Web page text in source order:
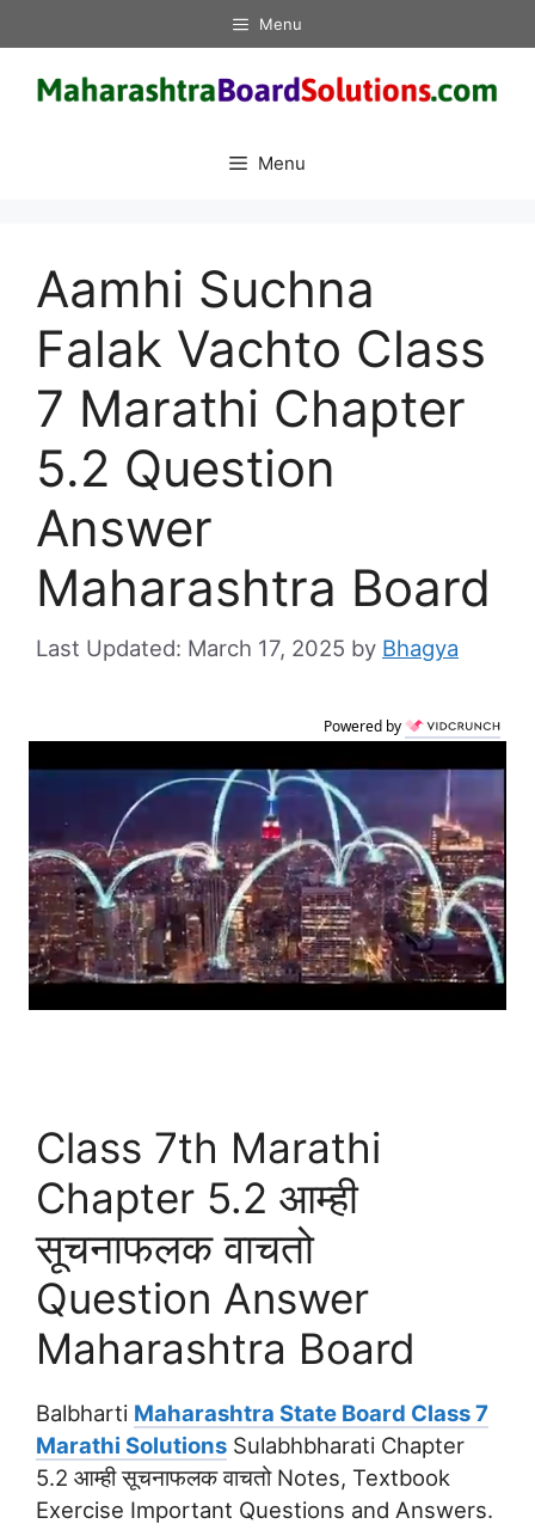
to
content
Menu
Menu
Aamhi Suchna
Falak Vachto Class
7 Marathi Chapter
5.2 Question
Answer
Maharashtra Board
March 17, 2025 by Bhagya
Powered by
Class 7th Marathi
Chapter 5.2 आम्ही
सूचनाफलक वाचतो
Question Answer
Maharashtra Board
Balbharti Maharashtra State Board Class 7
Marathi Solutions Sulabhbharati Chapter
5.2 आम्ही सूचनाफलक वाचतो Notes, Textbook
Exercise Important Questions and Answers.